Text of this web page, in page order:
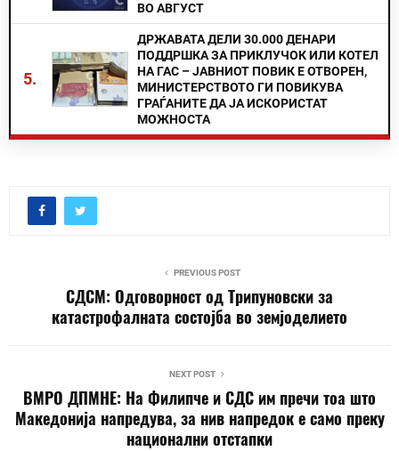
ВО АВГУСТ
5.
ДРЖАВАТА ДЕЛИ 30.000 ДЕНАРИ
ПОДДРШКА ЗА ПРИКЛУЧОК ИЛИ КОТЕЛ
НА ГАС – ЈАВНИОТ ПОВИК Е ОТВОРЕН,
МИНИСТЕРСТВОТО ГИ ПОВИКУВА
ГРАЃАНИТЕ ДА ЈА ИСКОРИСТАТ
МОЖНОСТА
PREVIOUS POST
СДСМ: Одговорност од Трипуновски за
катастрофалната состојба во земјоделието
NEXT POST
ВМРО ДПМНЕ: На Филипче и СДС им пречи тоа што
Македонија напредува, за нив напредок е само преку
национални отстапки